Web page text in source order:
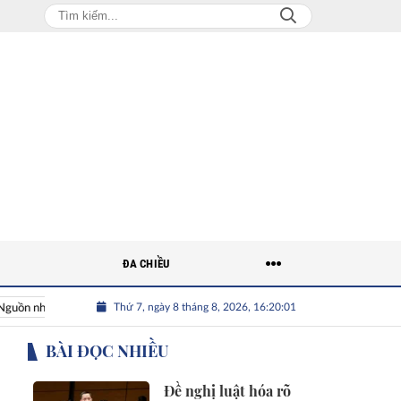
lực Việt Nhân tài Việt Nam Giải bài toán nguồn nhân
Thứ 7, ngày 8 tháng 8, 2026, 16:20:02
ĐA CHIỀU
BÀI ĐỌC NHIỀU
Đề nghị luật hóa rõ